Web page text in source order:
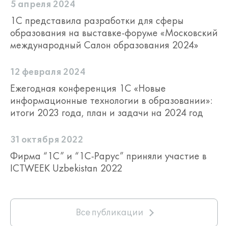
5 апреля 2024
1С представила разработки для сферы
образования на выставке-форуме «Московский
международный Салон образования 2024»
12 февраля 2024
Ежегодная конференция 1С «Новые
информационные технологии в образовании»:
итоги 2023 года, план и задачи на 2024 год
31 октября 2022
Фирма “1С” и “1С-Рарус” приняли участие в
ICTWEEK Uzbekistan 2022
Все публикации